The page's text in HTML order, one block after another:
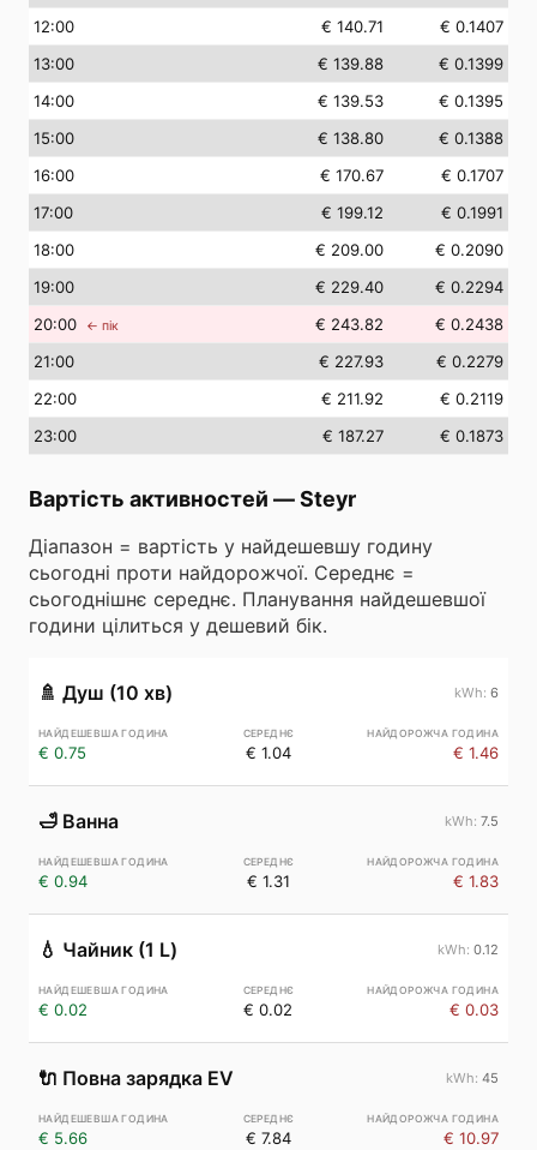
12:00 € 140.71
€ 0.1407
13:00 € 139.88
€ 0.1399
14:00 € 139.53
€ 0.1395
15:00 € 138.80
€ 0.1388
16:00 € 170.67
€ 0.1707
17:00 € 199.12
€ 0.1991
18:00 € 209.00
€ 0.2090
19:00 € 229.40
€ 0.2294
20:00 ← пік € 243.82
€ 0.2438
21:00 € 227.93
€ 0.2279
22:00 € 211.92
€ 0.2119
23:00 € 187.27 € 0.1873
Вартість активностей —Steyr
Діапазон = вартість у найдешевшу годину
сьогодні проти найдорожчої. Середнє =
сьогоднішнє середнє. Планування найдешевшої
години цілиться у дешевий бік.
🚿 Душ (10 хв) 6
€ 0.75 € 1.04 € 1.46
🛁 Ванна 7.5
€ 0.94 € 1.31 € 1.83
💧 Чайник (1 L) 0.12
€ 0.02 € 0.02 € 0.03
🔌 Повна зарядка EV 45
€ 5.66 € 7.84 € 10.97